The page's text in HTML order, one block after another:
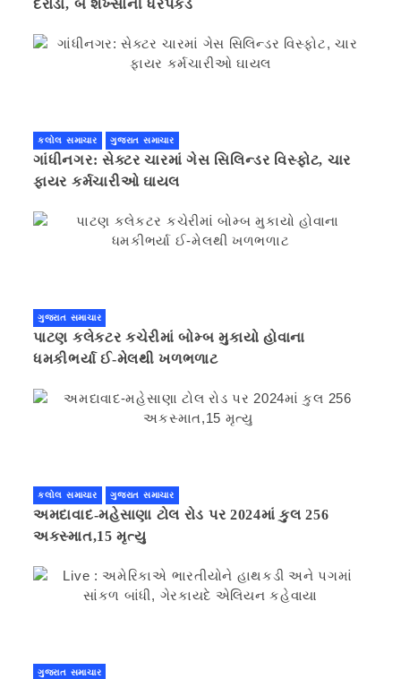
દરોડા, બે શખ્સોની ધરપકડ
કલોલ સમાચાર ગુજરાત સમાચાર
ગાંધીનગર: સેક્ટર ચારમાં ગેસ સિલિન્ડર વિસ્ફોટ, ચાર
ફાયર કર્મચારીઓ ઘાયલ
ગુજરાત સમાચાર
પાટણ કલેકટર કચેરીમાં બોમ્બ મુકાયો હોવાના
ધમકીભર્યા ઈ-મેલથી ખળભળાટ
કલોલ સમાચાર ગુજરાત સમાચાર
અમદાવાદ-મહેસાણા ટોલ રોડ પર 2024માં કુલ 256
અકસ્માત,15 મૃત્યુ
ગુજરાત સમાચાર